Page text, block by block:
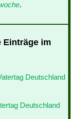
.
Einträge im
Deutschland
Deutschland